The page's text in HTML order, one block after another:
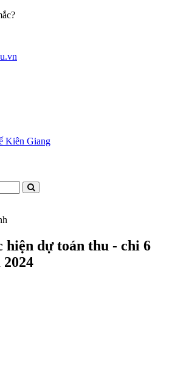
hiện dự toán thu - chi 6